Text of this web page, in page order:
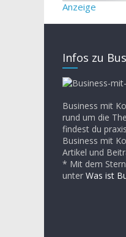
Anzeige
Infos zu
Business mit
rund um die
findest du
Business mit
Artikel und
* Mit dem
unter Was ist